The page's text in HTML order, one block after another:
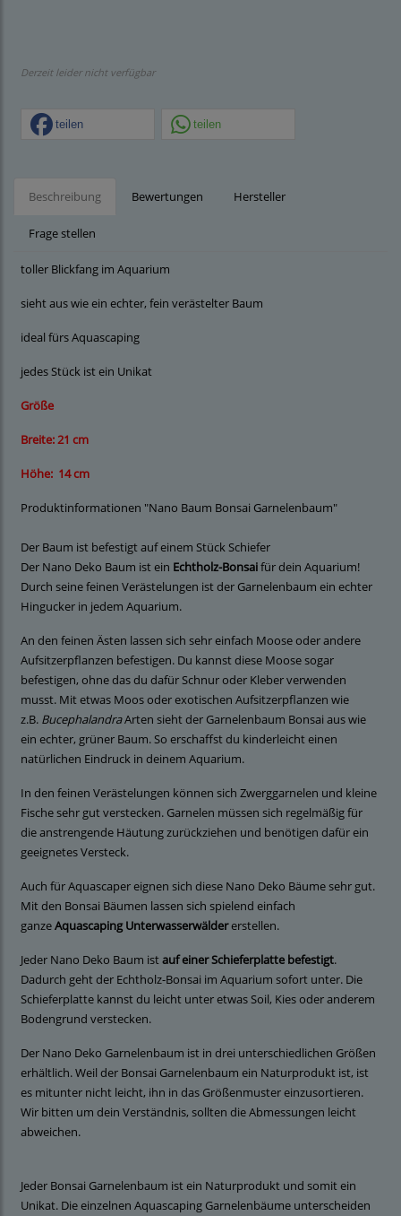
Derzeit leider nicht verfügbar
teilen teilen
Beschreibung Bewertungen Hersteller
Frage stellen
toller Blickfang im Aquarium
sieht aus wie ein echter, fein verästelter Baum
ideal fürs Aquascaping
jedes Stück ist ein Unikat
Größe
Breite: 21 cm
Höhe: 14 cm
Produktinformationen "Nano Baum Bonsai Garnelenbaum"
Der Baum ist befestigt auf einem Stück Schiefer
Der Nano Deko Baum ist ein Echtholz-Bonsaifür dein Aquarium!
Durch seine feinen Verästelungen ist der Garnelenbaum ein echter
Hingucker in jedem Aquarium.
An den feinen Ästen lassen sich sehr einfach Moose oder andere
Aufsitzerpflanzen befestigen. Du kannst diese Moose sogar
befestigen, ohne das du dafür Schnur oder Kleber verwenden
musst. Mit etwas Moos oder exotischen Aufsitzerpflanzen wie
z.B. BucephalandraArten sieht der Garnelenbaum Bonsai aus wie
ein echter, grüner Baum. So erschaffst du kinderleicht einen
natürlichen Eindruck in deinem Aquarium.
In den feinen Verästelungen können sich Zwerggarnelen und kleine
Fische sehr gut verstecken. Garnelen müssen sich regelmäßig für
die anstrengende Häutung zurückziehen und benötigen dafür ein
geeignetes Versteck.
Auch für Aquascaper eignen sich diese Nano Deko Bäume sehr gut.
Mit den Bonsai Bäumen lassen sich spielend einfach
ganzeAquascaping Unterwasserwäldererstellen.
Jeder Nano Deko Baum istauf einer Schieferplatte befestigt.
Dadurch geht der Echtholz-Bonsai im Aquarium sofort unter. Die
Schieferplatte kannst du leicht unter etwas Soil, Kies oder anderem
Bodengrund verstecken.
Der Nano Deko Garnelenbaum ist in drei unterschiedlichen Größen
erhältlich. Weil der Bonsai Garnelenbaum ein Naturprodukt ist, ist
es mitunter nicht leicht, ihn in das Größenmuster einzusortieren.
Wir bitten um dein Verständnis, sollten die Abmessungen leicht
abweichen.
Jeder Bonsai Garnelenbaum ist ein Naturprodukt und somit ein
Unikat. Die einzelnen Aquascaping Garnelenbäume unterscheiden